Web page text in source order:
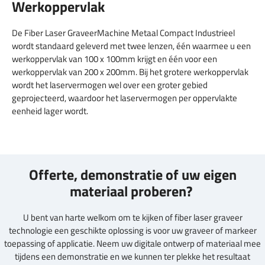
Werkoppervlak
De Fiber Laser GraveerMachine Metaal Compact Industrieel
wordt standaard geleverd met twee lenzen, één waarmee u een
werkoppervlak van 100 x 100mm krijgt en één voor een
werkoppervlak van 200 x 200mm. Bij het grotere werkoppervlak
wordt het laservermogen wel over een groter gebied
geprojecteerd, waardoor het laservermogen per oppervlakte
eenheid lager wordt.
Offerte, demonstratie of uw eigen
materiaal proberen?
U bent van harte welkom om te kijken of fiber laser graveer
technologie een geschikte oplossing is voor uw graveer of markeer
toepassing of applicatie. Neem uw digitale ontwerp of materiaal mee
tijdens een demonstratie en we kunnen ter plekke het resultaat